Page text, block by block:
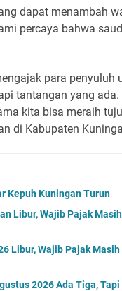
dapat menambah
percaya bahwa
para penyuluh
tantangan yang ada.
kita bisa meraih
di Kabupaten
Kepuh Kuningan Turun
Libur, Wajib Pajak
Libur, Wajib Pajak Masih
2026 Ada Tiga, Tapi